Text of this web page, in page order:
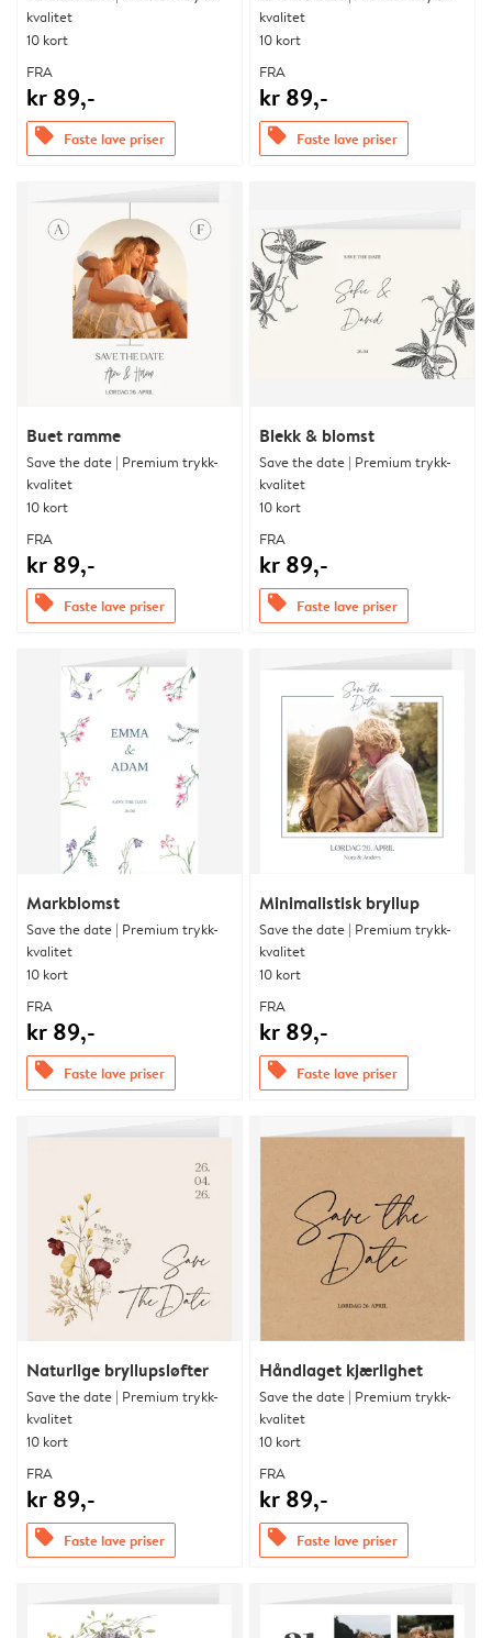
kvalitet
10 kort
FRA
kr 89,-
offers Faste lave priser
kvalitet
10 kort
FRA
kr 89,-
offers Faste lave priser
Buet ramme
Save the date | Premium trykk-
kvalitet
10 kort
FRA
kr 89,-
offers Faste lave priser
Blekk & blomst
Save the date | Premium trykk-
kvalitet
10 kort
FRA
kr 89,-
offers Faste lave priser
Markblomst
Save the date | Premium trykk-
kvalitet
10 kort
FRA
kr 89,-
offers Faste lave priser
Minimalistisk bryllup
Save the date | Premium trykk-
kvalitet
10 kort
FRA
kr 89,-
offers Faste lave priser
Naturlige bryllupsløfter
Save the date | Premium trykk-
kvalitet
10 kort
FRA
kr 89,-
offers Faste lave priser
Håndlaget kjærlighet
Save the date | Premium trykk-
kvalitet
10 kort
FRA
kr 89,-
offers Faste lave priser